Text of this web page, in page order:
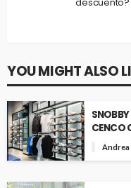
YOU MIGHT ALSO
SNOBBY
CENCO
Andrea